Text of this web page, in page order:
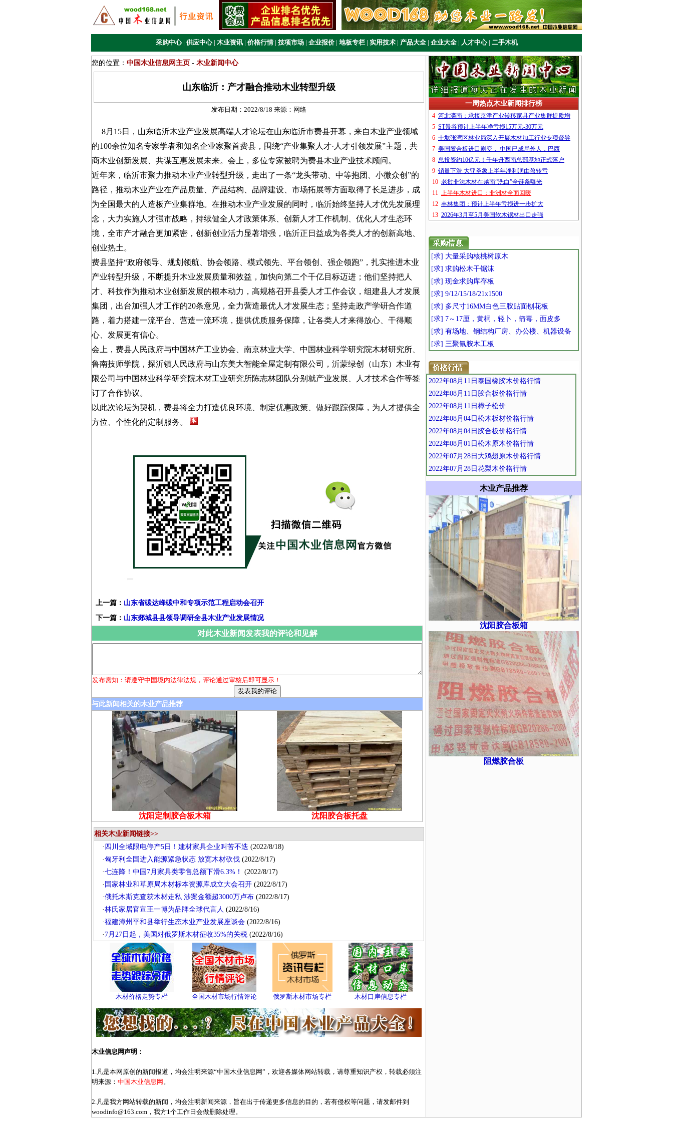
采购中心 | 供应中心 | 木业资讯 | 价格行情 | 技项市场 | 企业报价 | 地板专栏 | 实用技术 | 产品大全 | 企业大全 | 人才中心 | 二手木机
您的位置： 中国木业信息网主页 - 木业新闻中心
山东临沂：产才融合推动木业转型升级
发布日期： 2022/8/18 来源： 网络
8月15日，山东临沂木业产业发展高端人才论坛在山东临沂市费县开幕，来自木业产业领域
的100余位知名专家学者和知名企业家聚首费县，围绕“产业集聚人才·人才引领发展”主题，共
商木业创新发展、共谋互惠发展未来。会上，多位专家被聘为费县木业产业技术顾问。
近年来，临沂市聚力推动木业产业转型升级，走出了一条“龙头带动、中等抱团、小微众创”的
路径，推动木业产业在产品质量、产品结构、品牌建设、市场拓展等方面取得了长足进步，成
为全国最大的人造板产业集群地。在推动木业产业发展的同时，临沂始终坚持人才优先发展理
念，大力实施人才强市战略，持续健全人才政策体系、创新人才工作机制、优化人才生态环
境，全市产才融合更加紧密，创新创业活力显著增强，临沂正日益成为各类人才的创新高地、
创业热土。
费县坚持“政府领导、规划领航、协会领路、模式领先、平台领创、强企领跑”，扎实推进木业
产业转型升级，不断提升木业发展质量和效益，加快向第二个千亿目标迈进；他们坚持把人
才、科技作为推动木业创新发展的根本动力，高规格召开县委人才工作会议，组建县人才发展
集团，出台加强人才工作的20条意见，全力营造最优人才发展生态；坚持走政产学研合作道
路，着力搭建一流平台、营造一流环境，提供优质服务保障，让各类人才来得放心、干得顺
心、发展更有信心。
会上，费县人民政府与中国林产工业协会、南京林业大学、中国林业科学研究院木材研究所、
鲁南技师学院，探沂镇人民政府与山东美大智能全屋定制有限公司，沂蒙绿创（山东）木业有
限公司与中国林业科学研究院木材工业研究所陈志林团队分别就产业发展、人才技术合作等签
订了合作协议。
以此次论坛为契机，费县将全力打造优良环境、制定优惠政策、做好跟踪保障，为人才提供全
方位、个性化的定制服务。
上一篇： 山东省碳达峰碳中和专项示范工程启动会召开
下一篇： 山东郯城县县领导调研全县木业产业发展情况
对此木业新闻发表我的评论和见解
发布需知：请遵守中国境内法律法规，评论通过审核后即可显示！
与此新闻相关的木业产品推荐
沈阳定制胶合板木箱 沈阳胶合板托盘
相关木业新闻链接>>
· 四川全域限电停产5日！建材家具企业叫苦不迭 (2022/8/18)
·匈牙利全国进入能源紧急状态 放宽木材砍伐(2022/8/17)
·七连降！中国7月家具类零售总额下滑6.3%！
(2022/8/17)
· 国家林业和草原局木材标本资源库成立大会召开(2022/8/17)
·俄托木斯克查获木材走私 涉案金额超3000万卢布(2022/8/17)
·林氏家居官宣王一博为品牌全球代言人 (2022/8/16)
·福建漳州平和县举行生态木业产业发展座谈会(2022/8/16)
· 7月27日起，美国对俄罗斯木材征收35%的关税(2022/8/16)
木材价格走势专栏 全国木材市场行情评论 俄罗斯木材市场专栏 木材口岸信息专栏
木业信息网声明：
1.凡是本网原创的新闻报道，均会注明来源“中国木业信息网”，欢迎各媒体网站转载，请尊重知识产权，转载必须注
明来源： 中国木业信息网 。
2.凡是我方网站转载的新闻，均会注明新闻来源，旨在出于传递更多信息的目的，若有侵权等问题，请发邮件到
woodinfo@163.com，我方1个工作日会做删除处理。
[求] 大量采购核桃树原木
[求] 求购松木干锯沫
[求] 现金求购库存板
[求] 9/12/15/18/21x1500
[求] 多尺寸16MM白色三胺贴面刨花板
[求] 7～17厘，黄桐，轻卜，箭毒，面皮多
[求] 有场地、钢结构厂房、办公楼、机器设备
[求] 三聚氰胺木工板
2022年08月11日泰国橡胶木价格行情
2022年08月11日胶合板价格行情
2022年08月11日樟子松​价
2022年08月04日松木板材价格行情
2022年08月04日胶合板价格行情
2022年08月01日松木原木价格行情
2022年07月28日大鸡翅原木价格行情
2022年07月28日花梨木价格行情
木业产品推荐
沈阳胶合板箱
阻燃胶合板